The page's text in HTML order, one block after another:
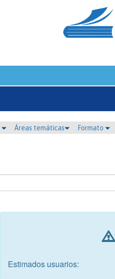
Áreas temáticas Formato
Estimados usuarios: